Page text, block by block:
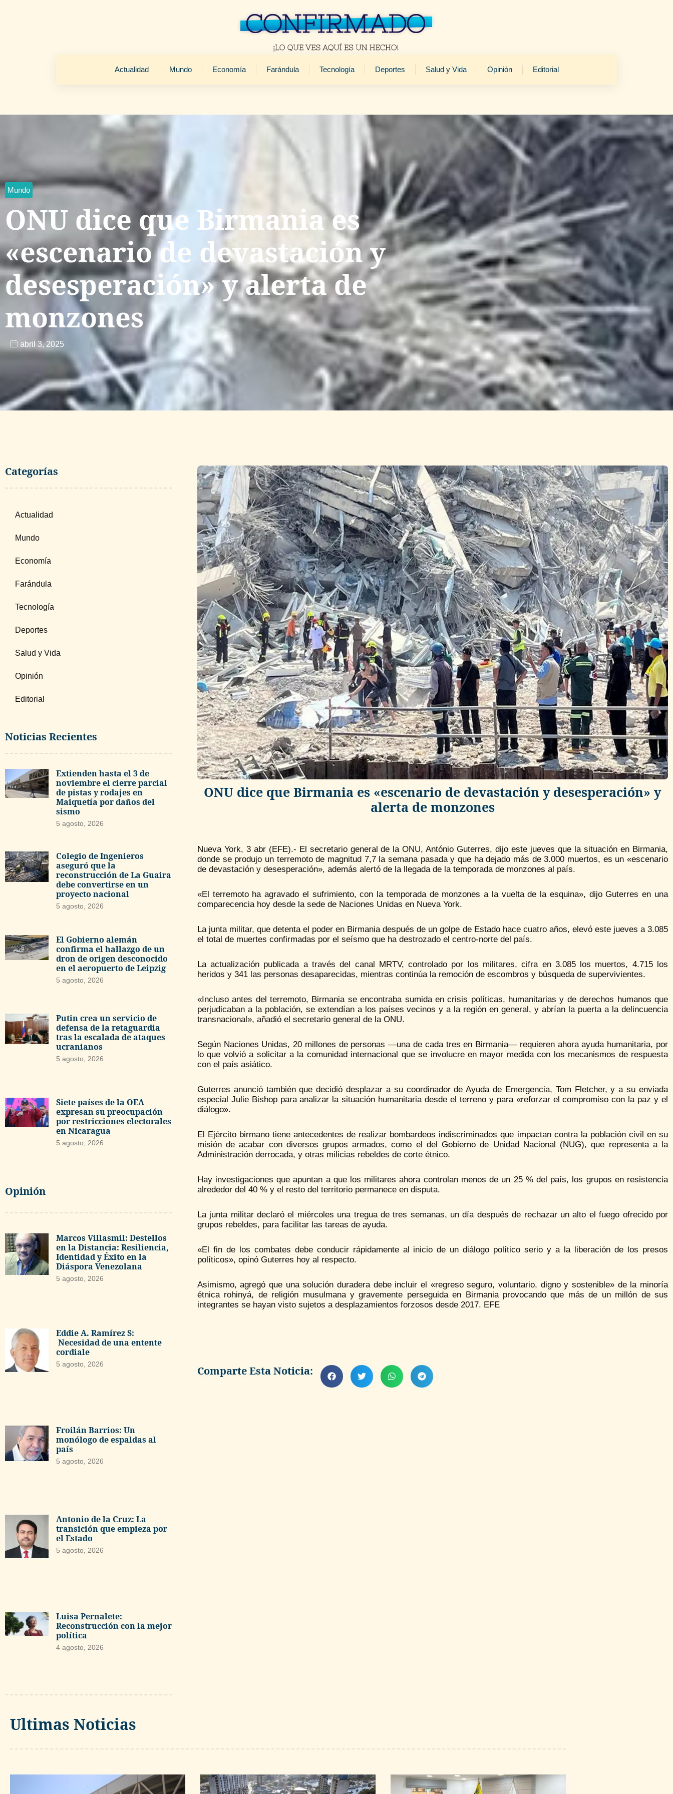
Actualidad Mundo Economía Farándula Tecnología Deportes Salud y Vida Opinión Editorial
Mundo
ONU dice que Birmania es
«escenario de devastación y
desesperación» y alerta de
monzones
abril 3, 2025
Categorías
Actualidad
Mundo
Economía
Farándula
Tecnología
Deportes
Salud y Vida
Opinión
Editorial
Noticias Recientes
Extienden hasta el 3 de
noviembre el cierre parcial
de pistas y rodajes en
Maiquetía por daños del
sismo
5 agosto, 2026
Colegio de Ingenieros
aseguró que la
reconstrucción de La Guaira
debe convertirse en un
proyecto nacional
5 agosto, 2026
El Gobierno alemán
confirma el hallazgo de un
dron de origen desconocido
en el aeropuerto de Leipzig
5 agosto, 2026
Putin crea un servicio de
defensa de la retaguardia
tras la escalada de ataques
ucranianos
5 agosto, 2026
Siete países de la OEA
expresan su preocupación
por restricciones electorales
en Nicaragua
5 agosto, 2026
Opinión
Marcos Villasmil: Destellos
en la Distancia: Resiliencia,
Identidad y Éxito en la
Diáspora Venezolana
5 agosto, 2026
Eddie A. Ramírez S:
Necesidad de una entente
cordiale
5 agosto, 2026
Froilán Barrios: Un
monólogo de espaldas al
país
5 agosto, 2026
Antonio de la Cruz: La
transición que empieza por
el Estado
5 agosto, 2026
Luisa Pernalete:
Reconstrucción con la mejor
política
4 agosto, 2026
ONU dice que Birmania es «escenario de devastación y desesperación» y
alerta de monzones
Nueva York, 3 abr (EFE).- El secretario general de la ONU, António Guterres, dijo este jueves que la situación en Birmania,
donde se produjo un terremoto de magnitud 7,7 la semana pasada y que ha dejado más de 3.000 muertos, es un «escenario
de devastación y desesperación», además alertó de la llegada de la temporada de monzones al país.
«El terremoto ha agravado el sufrimiento, con la temporada de monzones a la vuelta de la esquina», dijo Guterres en una
comparecencia hoy desde la sede de Naciones Unidas en Nueva York.
La junta militar, que detenta el poder en Birmania después de un golpe de Estado hace cuatro años, elevó este jueves a 3.085
el total de muertes confirmadas por el seísmo que ha destrozado el centro-norte del país.
La actualización publicada a través del canal MRTV, controlado por los militares, cifra en 3.085 los muertos, 4.715 los
heridos y 341 las personas desaparecidas, mientras continúa la remoción de escombros y búsqueda de supervivientes.
«Incluso antes del terremoto, Birmania se encontraba sumida en crisis políticas, humanitarias y de derechos humanos que
perjudicaban a la población, se extendían a los países vecinos y a la región en general, y abrían la puerta a la delincuencia
transnacional», añadió el secretario general de la ONU.
Según Naciones Unidas, 20 millones de personas —una de cada tres en Birmania— requieren ahora ayuda humanitaria, por
lo que volvió a solicitar a la comunidad internacional que se involucre en mayor medida con los mecanismos de respuesta
con el país asiático.
Guterres anunció también que decidió desplazar a su coordinador de Ayuda de Emergencia, Tom Fletcher, y a su enviada
especial Julie Bishop para analizar la situación humanitaria desde el terreno y para «reforzar el compromiso con la paz y el
diálogo».
El Ejército birmano tiene antecedentes de realizar bombardeos indiscriminados que impactan contra la población civil en su
misión de acabar con diversos grupos armados, como el del Gobierno de Unidad Nacional (NUG), que representa a la
Administración derrocada, y otras milicias rebeldes de corte étnico.
Hay investigaciones que apuntan a que los militares ahora controlan menos de un 25 % del país, los grupos en resistencia
alrededor del 40 % y el resto del territorio permanece en disputa.
La junta militar declaró el miércoles una tregua de tres semanas, un día después de rechazar un alto el fuego ofrecido por
grupos rebeldes, para facilitar las tareas de ayuda.
«El fin de los combates debe conducir rápidamente al inicio de un diálogo político serio y a la liberación de los presos
políticos», opinó Guterres hoy al respecto.
Asimismo, agregó que una solución duradera debe incluir el «regreso seguro, voluntario, digno y sostenible» de la minoría
étnica rohinyá, de religión musulmana y gravemente perseguida en Birmania provocando que más de un millón de sus
integrantes se hayan visto sujetos a desplazamientos forzosos desde 2017. EFE
Comparte Esta Noticia:
Ultimas Noticias